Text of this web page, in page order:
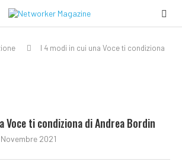
I 4 modi in cui una Voce ti condiziona
Voce ti condiziona di Andrea Bordin
2021